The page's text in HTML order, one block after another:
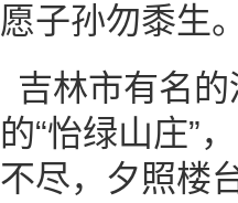
愿子孙勿黍生。
吉林市有名
的“怡绿山庄”
不尽，夕照楼